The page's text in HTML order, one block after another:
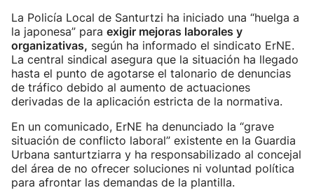
La Policía Local de Santurtzi ha iniciado una “huelga a
la japonesa” para exigir mejoras laborales y
organizativas, según ha informado el sindicato ErNE.
La central sindical asegura que la situación ha llegado
hasta el punto de agotarse el talonario de denuncias
de tráfico debido al aumento de actuaciones
derivadas de la aplicación estricta de la normativa.
En un comunicado, ErNE ha denunciado la “grave
situación de conflicto laboral” existente en la Guardia
Urbana santurtziarra y ha responsabilizado al concejal
del área de no ofrecer soluciones ni voluntad política
para afrontar las demandas de la plantilla.